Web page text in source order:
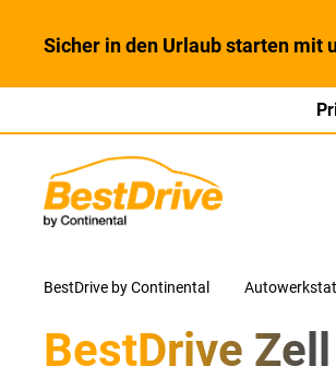
Sicher in den Urlaub starten mit
BestDrive by Continental
BestDrive